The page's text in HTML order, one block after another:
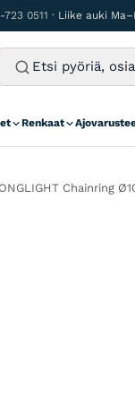
723 0511 · Liike auki
Renkaat
Chainring